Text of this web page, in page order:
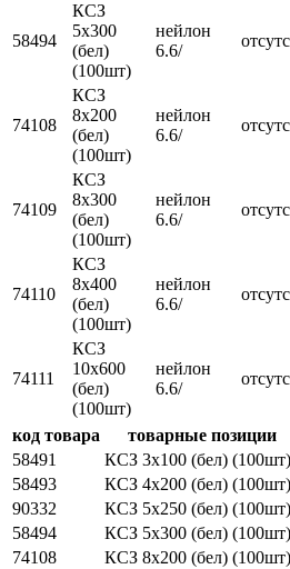
58494
КСЗ
5x300
(бел)
(100шт)
нейлон
6.6/
74108
КСЗ
8x200
(бел)
(100шт)
нейлон
6.6/
74109
КСЗ
8x300
(бел)
(100шт)
нейлон
6.6/
74110
КСЗ
8x400
(бел)
(100шт)
нейлон
6.6/
74111
КСЗ
10x600
(бел)
(100шт)
нейлон
6.6/
код товара
товарные позиции
58491
КСЗ 3x100 (бел) (100шт)
58493
КСЗ 4x200 (бел) (100шт)
90332
КСЗ 5х250 (бел) (100шт)
58494
КСЗ 5x300 (бел) (100шт)
74108
КСЗ 8x200 (бел) (100шт)